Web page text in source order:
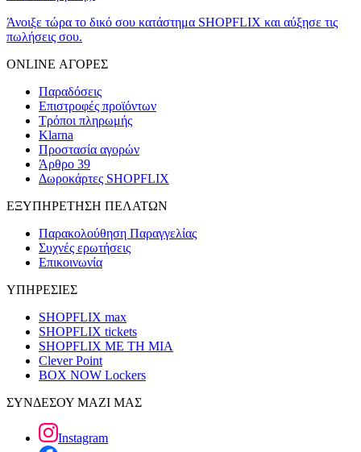
Άνοιξε τώρα το δικό σου κατάστημα SHOPFLIX και αύξησε τις
πωλήσεις σου.
ONLINE ΑΓΟΡΕΣ
Παραδόσεις
Επιστροφές προϊόντων
Τρόποι πληρωμής
Klarna
Προστασία αγορών
Άρθρο 39
Δωροκάρτες SHOPFLIX
ΕΞΥΠΗΡΕΤΗΣΗ ΠΕΛΑΤΩΝ
Παρακολούθηση Παραγγελίας
Συχνές ερωτήσεις
Επικοινωνία
ΥΠΗΡΕΣΙΕΣ
SHOPFLIX max
SHOPFLIX tickets
SHOPFLIX ΜΕ ΤΗ ΜΙΑ
Clever Point
BOX NOW Lockers
ΣΥΝΔΕΣΟΥ ΜΑΖΙ ΜΑΣ
Instagram